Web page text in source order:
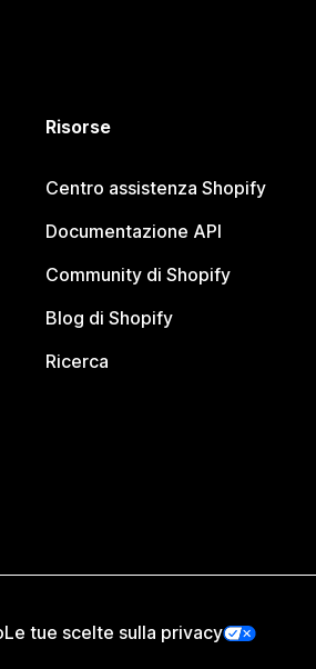
Risorse
Centro assistenza Shopify
Documentazione API
Community di Shopify
Blog di Shopify
Ricerca
Le tue scelte sulla privacy